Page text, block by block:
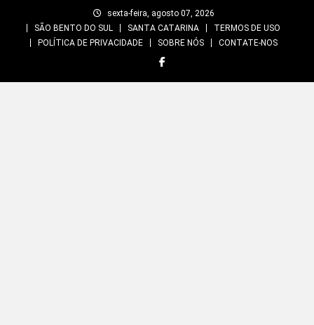
sexta-feira, agosto 07, 2026
SÃO BENTO DO SUL
SANTA CATARINA
TERMOS DE USO
POLÍTICA DE PRIVACIDADE
SOBRE NÓS CONTATE-NOS